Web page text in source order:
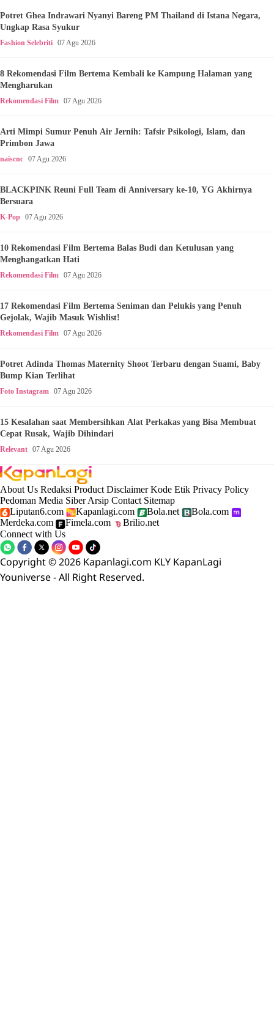
Potret Ghea Indrawari Nyanyi Bareng PM Thailand di Istana Negara,
Ungkap Rasa Syukur
Fashion Selebriti 07 Agu 2026
8 Rekomendasi Film Bertema Kembali ke Kampung Halaman yang
Mengharukan
Rekomendasi Film 07 Agu 2026
Arti Mimpi Sumur Penuh Air Jernih: Tafsir Psikologi, Islam, dan
Primbon Jawa
naiscnc 07 Agu 2026
BLACKPINK Reuni Full Team di Anniversary ke-10, YG Akhirnya
Bersuara
K-Pop 07 Agu 2026
10 Rekomendasi Film Bertema Balas Budi dan Ketulusan yang
Menghangatkan Hati
Rekomendasi Film 07 Agu 2026
17 Rekomendasi Film Bertema Seniman dan Pelukis yang Penuh
Gejolak, Wajib Masuk Wishlist!
Rekomendasi Film 07 Agu 2026
Potret Adinda Thomas Maternity Shoot Terbaru dengan Suami, Baby
Bump Kian Terlihat
Foto Instagram 07 Agu 2026
15 Kesalahan saat Membersihkan Alat Perkakas yang Bisa Membuat
Cepat Rusak, Wajib Dihindari
Relevant 07 Agu 2026
About Us Redaksi Product Disclaimer Kode Etik Privacy Policy
Pedoman Media Siber Arsip Contact Sitemap
Liputan6.com
Kapanlagi.com Bola.net
Bola.com
Merdeka.com
Fimela.com
Brilio.net
Connect with Us
Copyright © 2026 Kapanlagi.com KLY KapanLagi
Youniverse - All Right Reserved.